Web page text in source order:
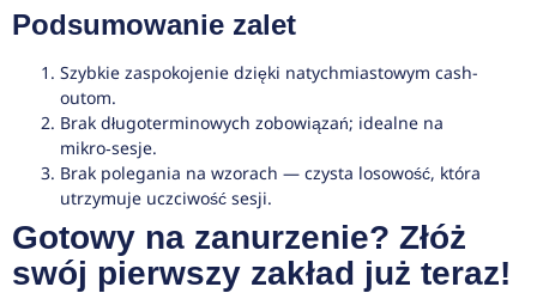
Podsumowanie zalet
Szybkie zaspokojenie dzięki natychmiastowym cash-
outom.
Brak długoterminowych zobowiązań; idealne na
mikro‑sesje.
Brak polegania na wzorach — czysta losowość, która
utrzymuje uczciwość sesji.
Gotowy na zanurzenie? Złóż
swój pierwszy zakład już teraz!